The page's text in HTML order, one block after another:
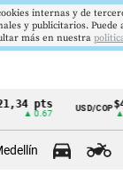
pts USD/COP$4178
▲ 0.42
internas y de
y publicitarios. Puede
más en nuestra